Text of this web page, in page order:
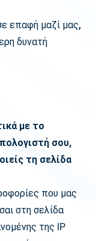
επαφή μαζί μας,
δυνατή
με το
σου,
τη σελίδα
που μας
στη σελίδα
της IP